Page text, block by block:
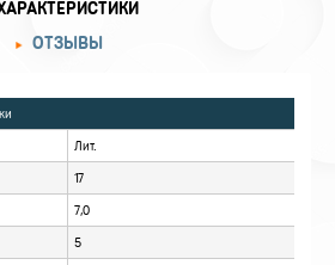
ХАРАКТЕРИСТИКИ
ОТЗЫВЫ